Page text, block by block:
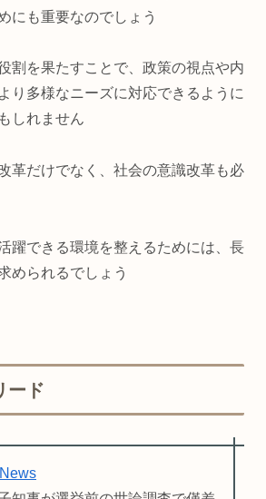
にも重要なのでしょう
割を果たすことで、政策の視点や内
り多様なニーズに対応できるように
しれません
革だけでなく、社会の意識改革も必
躍できる環境を整えるためには、長
められるでしょう
ード